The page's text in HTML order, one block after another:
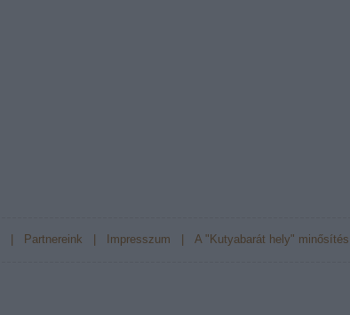
Partnereink Impresszum A "Kutyabarát hely" minősítés